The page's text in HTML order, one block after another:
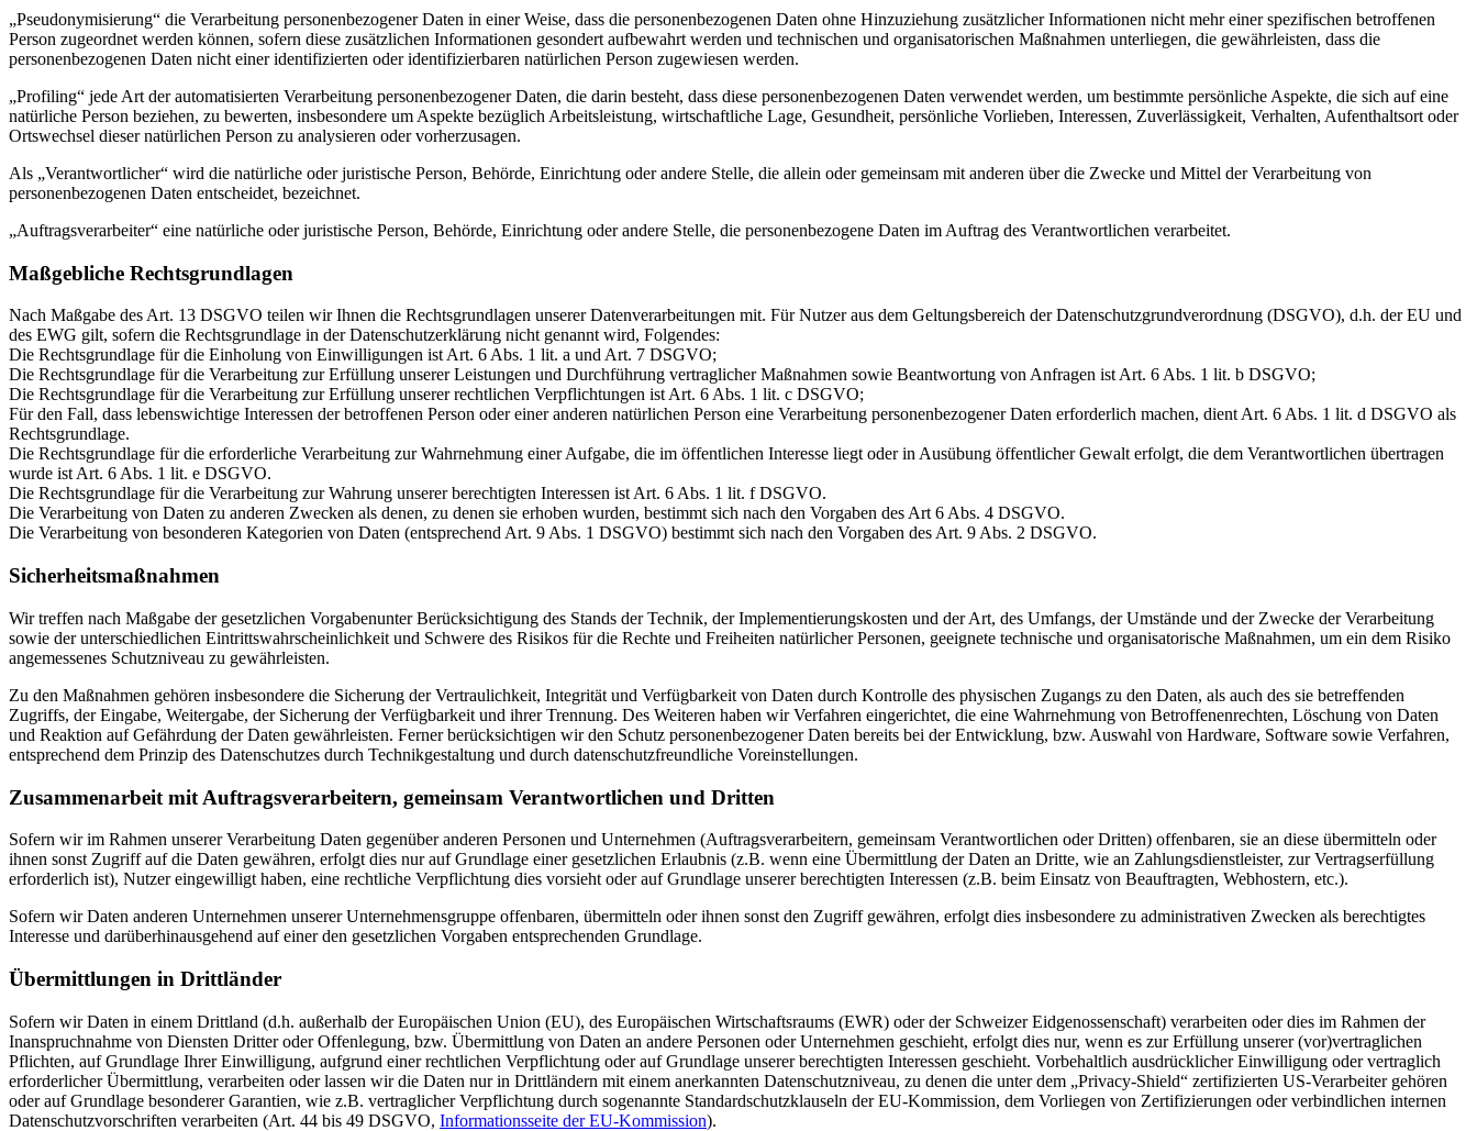
„Pseudonymisierung“ die Verarbeitung personenbezogener Daten in einer Weise, dass die personenbezogenen Daten ohne Hinzuziehung zusätzlicher Informationen nicht mehr einer spezifischen betroffenen
Person zugeordnet werden können, sofern diese zusätzlichen Informationen gesondert aufbewahrt werden und technischen und organisatorischen Maßnahmen unterliegen, die gewährleisten, dass die
personenbezogenen Daten nicht einer identifizierten oder identifizierbaren natürlichen Person zugewiesen werden.
„Profiling“ jede Art der automatisierten Verarbeitung personenbezogener Daten, die darin besteht, dass diese personenbezogenen Daten verwendet werden, um bestimmte persönliche Aspekte, die sich auf eine
natürliche Person beziehen, zu bewerten, insbesondere um Aspekte bezüglich Arbeitsleistung, wirtschaftliche Lage, Gesundheit, persönliche Vorlieben, Interessen, Zuverlässigkeit, Verhalten, Aufenthaltsort oder
Ortswechsel dieser natürlichen Person zu analysieren oder vorherzusagen.
Als „Verantwortlicher“ wird die natürliche oder juristische Person, Behörde, Einrichtung oder andere Stelle, die allein oder gemeinsam mit anderen über die Zwecke und Mittel der Verarbeitung von
personenbezogenen Daten entscheidet, bezeichnet.
„Auftragsverarbeiter“ eine natürliche oder juristische Person, Behörde, Einrichtung oder andere Stelle, die personenbezogene Daten im Auftrag des Verantwortlichen verarbeitet.
Maßgebliche Rechtsgrundlagen
Nach Maßgabe des Art. 13 DSGVO teilen wir Ihnen die Rechtsgrundlagen unserer Datenverarbeitungen mit. Für Nutzer aus dem Geltungsbereich der Datenschutzgrundverordnung (DSGVO), d.h. der EU und
des EWG gilt, sofern die Rechtsgrundlage in der Datenschutzerklärung nicht genannt wird, Folgendes:
Die Rechtsgrundlage für die Einholung von Einwilligungen ist Art. 6 Abs. 1 lit. a und Art. 7 DSGVO;
Die Rechtsgrundlage für die Verarbeitung zur Erfüllung unserer Leistungen und Durchführung vertraglicher Maßnahmen sowie Beantwortung von Anfragen ist Art. 6 Abs. 1 lit. b DSGVO;
Die Rechtsgrundlage für die Verarbeitung zur Erfüllung unserer rechtlichen Verpflichtungen ist Art. 6 Abs. 1 lit. c DSGVO;
Für den Fall, dass lebenswichtige Interessen der betroffenen Person oder einer anderen natürlichen Person eine Verarbeitung personenbezogener Daten erforderlich machen, dient Art. 6 Abs. 1 lit. d DSGVO als
Rechtsgrundlage.
Die Rechtsgrundlage für die erforderliche Verarbeitung zur Wahrnehmung einer Aufgabe, die im öffentlichen Interesse liegt oder in Ausübung öffentlicher Gewalt erfolgt, die dem Verantwortlichen übertragen
wurde ist Art. 6 Abs. 1 lit. e DSGVO.
Die Rechtsgrundlage für die Verarbeitung zur Wahrung unserer berechtigten Interessen ist Art. 6 Abs. 1 lit. f DSGVO.
Die Verarbeitung von Daten zu anderen Zwecken als denen, zu denen sie erhoben wurden, bestimmt sich nach den Vorgaben des Art 6 Abs. 4 DSGVO.
Die Verarbeitung von besonderen Kategorien von Daten (entsprechend Art. 9 Abs. 1 DSGVO) bestimmt sich nach den Vorgaben des Art. 9 Abs. 2 DSGVO.
Sicherheitsmaßnahmen
Wir treffen nach Maßgabe der gesetzlichen Vorgabenunter Berücksichtigung des Stands der Technik, der Implementierungskosten und der Art, des Umfangs, der Umstände und der Zwecke der Verarbeitung
sowie der unterschiedlichen Eintrittswahrscheinlichkeit und Schwere des Risikos für die Rechte und Freiheiten natürlicher Personen, geeignete technische und organisatorische Maßnahmen, um ein dem Risiko
angemessenes Schutzniveau zu gewährleisten.
Zu den Maßnahmen gehören insbesondere die Sicherung der Vertraulichkeit, Integrität und Verfügbarkeit von Daten durch Kontrolle des physischen Zugangs zu den Daten, als auch des sie betreffenden
Zugriffs, der Eingabe, Weitergabe, der Sicherung der Verfügbarkeit und ihrer Trennung. Des Weiteren haben wir Verfahren eingerichtet, die eine Wahrnehmung von Betroffenenrechten, Löschung von Daten
und Reaktion auf Gefährdung der Daten gewährleisten. Ferner berücksichtigen wir den Schutz personenbezogener Daten bereits bei der Entwicklung, bzw. Auswahl von Hardware, Software sowie Verfahren,
entsprechend dem Prinzip des Datenschutzes durch Technikgestaltung und durch datenschutzfreundliche Voreinstellungen.
Zusammenarbeit mit Auftragsverarbeitern, gemeinsam Verantwortlichen und Dritten
Sofern wir im Rahmen unserer Verarbeitung Daten gegenüber anderen Personen und Unternehmen (Auftragsverarbeitern, gemeinsam Verantwortlichen oder Dritten) offenbaren, sie an diese übermitteln oder
ihnen sonst Zugriff auf die Daten gewähren, erfolgt dies nur auf Grundlage einer gesetzlichen Erlaubnis (z.B. wenn eine Übermittlung der Daten an Dritte, wie an Zahlungsdienstleister, zur Vertragserfüllung
erforderlich ist), Nutzer eingewilligt haben, eine rechtliche Verpflichtung dies vorsieht oder auf Grundlage unserer berechtigten Interessen (z.B. beim Einsatz von Beauftragten, Webhostern, etc.).
Sofern wir Daten anderen Unternehmen unserer Unternehmensgruppe offenbaren, übermitteln oder ihnen sonst den Zugriff gewähren, erfolgt dies insbesondere zu administrativen Zwecken als berechtigtes
Interesse und darüberhinausgehend auf einer den gesetzlichen Vorgaben entsprechenden Grundlage.
Übermittlungen in Drittländer
Sofern wir Daten in einem Drittland (d.h. außerhalb der Europäischen Union (EU), des Europäischen Wirtschaftsraums (EWR) oder der Schweizer Eidgenossenschaft) verarbeiten oder dies im Rahmen der
Inanspruchnahme von Diensten Dritter oder Offenlegung, bzw. Übermittlung von Daten an andere Personen oder Unternehmen geschieht, erfolgt dies nur, wenn es zur Erfüllung unserer (vor)vertraglichen
Pflichten, auf Grundlage Ihrer Einwilligung, aufgrund einer rechtlichen Verpflichtung oder auf Grundlage unserer berechtigten Interessen geschieht. Vorbehaltlich ausdrücklicher Einwilligung oder vertraglich
erforderlicher Übermittlung, verarbeiten oder lassen wir die Daten nur in Drittländern mit einem anerkannten Datenschutzniveau, zu denen die unter dem „Privacy-Shield“ zertifizierten US-Verarbeiter gehören
oder auf Grundlage besonderer Garantien, wie z.B. vertraglicher Verpflichtung durch sogenannte Standardschutzklauseln der EU-Kommission, dem Vorliegen von Zertifizierungen oder verbindlichen internen
Datenschutzvorschriften verarbeiten (Art. 44 bis 49 DSGVO, Informationsseite der EU-Kommission).